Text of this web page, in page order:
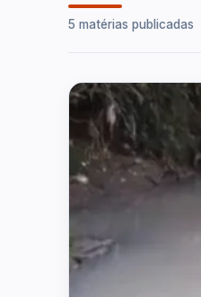
5 matérias publicadas